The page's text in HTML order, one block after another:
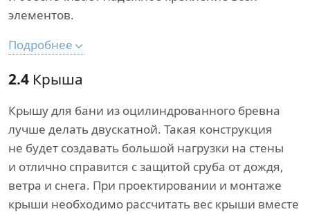
элементов.
Подробнее
2.4 Крыша
Крышу для бани из оцилиндрованного бревна
лучше делать двускатной. Такая конструкция
не будет создавать большой нагрузки на стены
и отлично справится с защитой сруба от дождя,
ветра и снега. При проектировании и монтаже
крыши необходимо рассчитать вес крыши вместе